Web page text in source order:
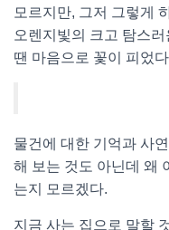
모르지만, 그저 그렇게
오렌지빛의 크고 탐스
땐 마음으로 꽃이 피었
물건에 대한 기억과 사
해 보는 것도 아닌데 왜
는지 모르겠다.
지금 사는 집으로 말할